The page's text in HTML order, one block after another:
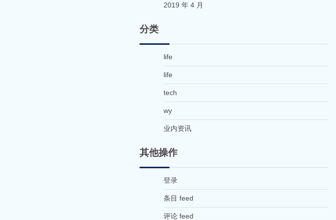
2019 年 4 月
分类
life
life
tech
wy
业内资讯
其他操作
登录
条目 feed
评论 feed